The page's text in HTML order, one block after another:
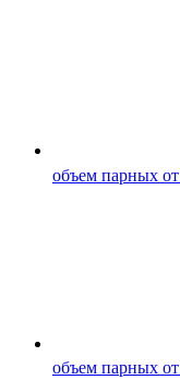
объем парных
объем парных